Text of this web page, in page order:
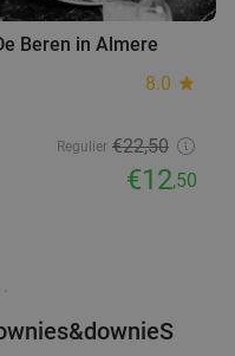
Beren in Almere
8.0 star
Regulier €22,50
€12,50